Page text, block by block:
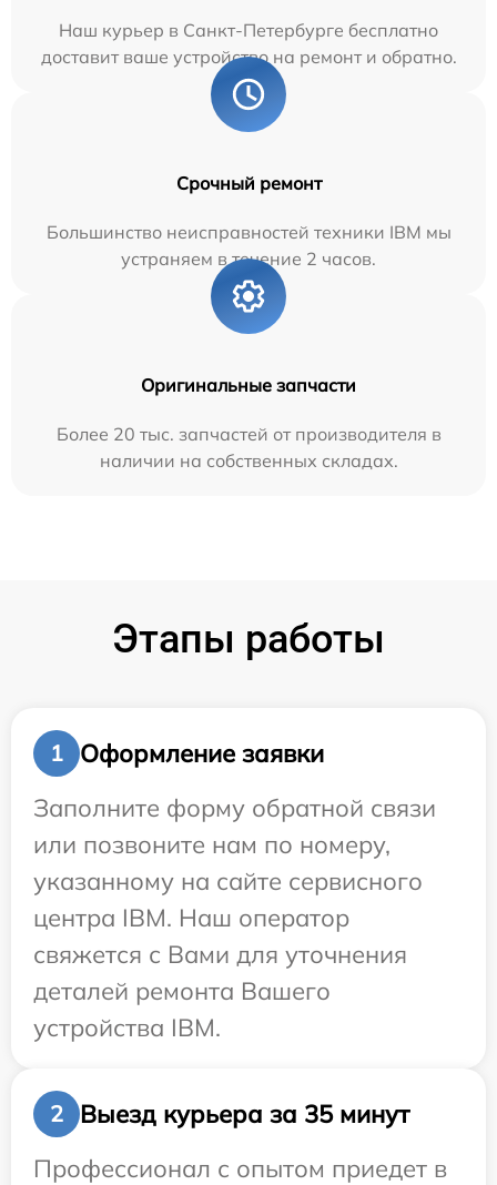
Наш курьер в Санкт-Петербурге бесплатно
доставит ваше устройство на ремонт и обратно.
Срочный ремонт
Большинство неисправностей техники IBM мы
устраняем в течение 2 часов.
Оригинальные запчасти
Более 20 тыс. запчастей от производителя в
наличии на собственных складах.
Этапы работы
1
Оформление заявки
Заполните форму обратной связи
или позвоните нам по номеру,
указанному на сайте сервисного
центра IBM. Наш оператор
свяжется с Вами для уточнения
деталей ремонта Вашего
устройства IBM.
2
Выезд курьера за 35 минут
Профессионал с опытом приедет в